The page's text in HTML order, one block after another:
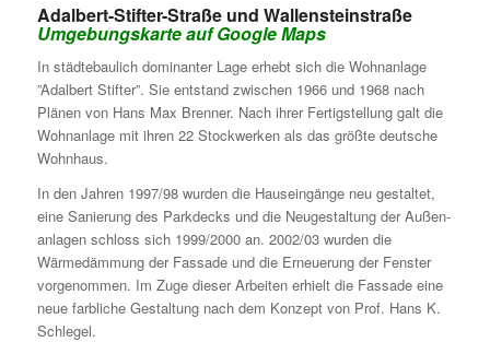
Adalbert-Stifter-Straße und Wallensteinstraße
Umgebungskarte auf Google Maps
In städtebaulich dominanter Lage erhebt sich die Wohnanlage
”Adalbert Stifter”. Sie entstand zwischen 1966 und 1968 nach
Plänen von Hans Max Brenner. Nach ihrer Fertigstellung galt die
Wohnanlage mit ihren 22 Stock­werken als das größte deutsche
Wohnhaus.
In den Jahren 1997/98 wurden die Hauseingänge neu gestaltet,
eine Sanierung des Parkdecks und die Neugestaltung der Außen­­
anlagen schloss sich 1999/2000 an. 2002/03 wurden die
Wärmedämmung der Fassade und die Erneuerung der Fenster
vorgenommen. Im Zuge dieser Arbeiten erhielt die Fassade eine
neue farbliche Gestaltung nach dem Konzept von Prof. Hans K.
Schlegel.